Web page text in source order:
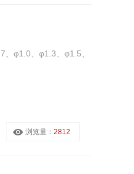
、φ1.0、φ1.3、φ1.5、
浏览量： 2812